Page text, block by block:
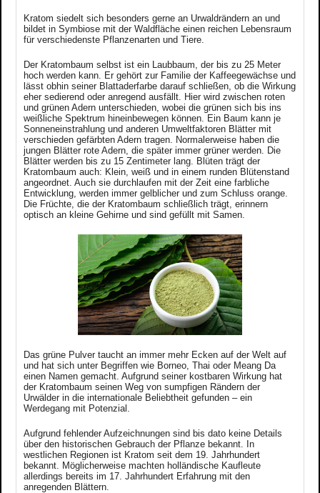
Kratom siedelt sich besonders gerne an Urwaldrändern an und
bildet in Symbiose mit der Waldfläche einen reichen Lebensraum
für verschiedenste Pflanzenarten und Tiere.
Der Kratombaum selbst ist ein Laubbaum, der bis zu 25 Meter
hoch werden kann. Er gehört zur Familie der Kaffeegewächse und
lässt obhin seiner Blattaderfarbe darauf schließen, ob die Wirkung
eher sedierend oder anregend ausfällt. Hier wird zwischen roten
und grünen Adern unterschieden, wobei die grünen sich bis ins
weißliche Spektrum hineinbewegen können. Ein Baum kann je
Sonneneinstrahlung und anderen Umweltfaktoren Blätter mit
verschieden gefärbten Adern tragen. Normalerweise haben die
jungen Blätter rote Adern, die später immer grüner werden. Die
Blätter werden bis zu 15 Zentimeter lang. Blüten trägt der
Kratombaum auch: Klein, weiß und in einem runden Blütenstand
angeordnet. Auch sie durchlaufen mit der Zeit eine farbliche
Entwicklung, werden immer gelblicher und zum Schluss orange.
Die Früchte, die der Kratombaum schließlich trägt, erinnern
optisch an kleine Gehirne und sind gefüllt mit Samen.
Das grüne Pulver taucht an immer mehr Ecken auf der Welt auf
und hat sich unter Begriffen wie Borneo, Thai oder Meang Da
einen Namen gemacht. Aufgrund seiner kostbaren Wirkung hat
der Kratombaum seinen Weg von sumpfigen Rändern der
Urwälder in die internationale Beliebtheit gefunden – ein
Werdegang mit Potenzial.
Aufgrund fehlender Aufzeichnungen sind bis dato keine Details
über den historischen Gebrauch der Pflanze bekannt.
In
westlichen Regionen ist Kratom seit dem 19. Jahrhundert
bekannt. Möglicherweise machten holländische Kaufleute
allerdings bereits im 17. Jahrhundert Erfahrung mit den
anregenden Blättern.